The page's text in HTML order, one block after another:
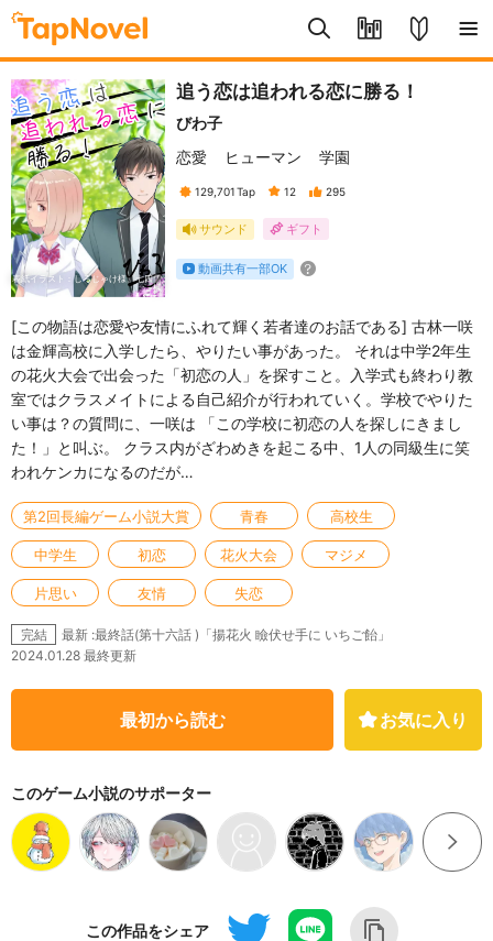
表紙イラスト：しろじゃけ様、七四雪
様
追う恋は追われる恋に勝る！
びわ子
恋愛
ヒューマン 学園
129,701Tap 12 295
サウンド ギフト
動画共有一部OK
[この物語は恋愛や友情にふれて輝く若者達のお話である] 古林一咲
は金輝高校に入学したら、やりたい事があった。 それは中学2年生
の花火大会で出会った「初恋の人」を探すこと。入学式も終わり教
室ではクラスメイトによる自己紹介が行われていく。学校でやりた
い事は？の質問に、一咲は 「この学校に初恋の人を探しにきまし
た！」と叫ぶ。 クラス内がざわめきを起こる中、1人の同級生に笑
われケンカになるのだが…
第2回長編ゲーム小説大賞 青春 高校生
中学生 初恋 花火大会 マジメ
片思い 友情 失恋
完結
最新 :最終話(第十六話 )「揚花火 瞼伏せ手に いちご飴」
2024.01.28 最終更新
最初から読む お気に入り
このゲーム小説のサポーター
この作品をシェア